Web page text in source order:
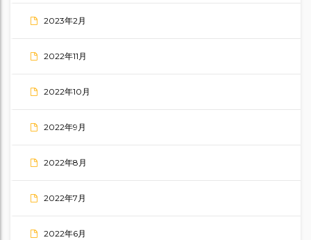
2023年2月
2022年11月
2022年10月
2022年9月
2022年8月
2022年7月
2022年6月